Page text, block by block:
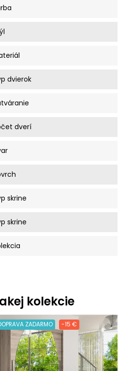
dvierok
dverí
skrine
skrine
kolekcie
ZADARMO -15 €